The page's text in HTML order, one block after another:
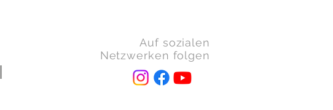
Auf sozialen
Netzwerken folgen